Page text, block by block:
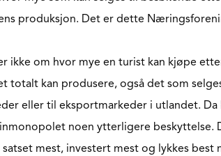
produksjon. Det er dette
ikke om hvor mye en turist kan kjøpe
totalt kan produsere, også det som
eller til eksportmarkeder i utlandet. Da
noen ytterligere beskyttelse.
mest, investert mest og lykkes best